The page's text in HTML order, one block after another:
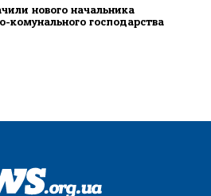
нового начальника
комунального господарства